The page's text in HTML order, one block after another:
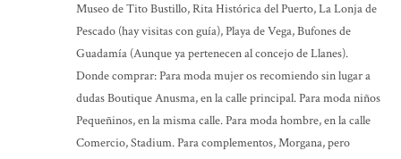
Museo de Tito Bustillo, Rita Histórica del Puerto, La Lonja de
Pescado (hay visitas con guía), Playa de Vega, Bufones de
Guadamía (Aunque ya pertenecen al concejo de Llanes).
Donde comprar: Para moda mujer os recomiendo sin lugar a
dudas Boutique Anusma, en la calle principal. Para moda niños
Pequeñinos, en la misma calle. Para moda hombre, en la calle
Comercio, Stadium. Para complementos, Morgana, pero